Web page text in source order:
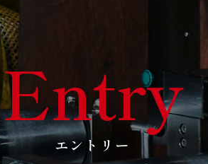
Entry
エントリー